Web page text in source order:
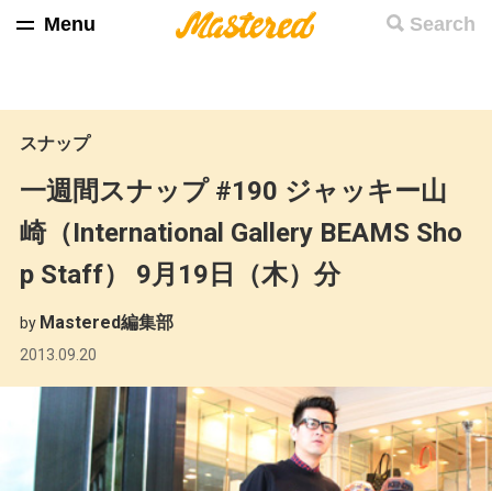
Search
Menu
スナップ
一週間スナップ #190 ジャッキー山
崎（International Gallery BEAMS Sho
p Staff） 9月19日（木）分
by Mastered編集部
2013.09.20